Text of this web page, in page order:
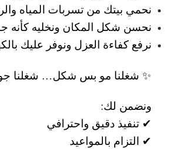
نحمي بيتك من تسربات المياه
نحسن شكل المكان ونخليه كأنه
نرفع كفاءة العزل ونوفر عليك
✨ شغلنا مو بس شكل… شغلنا
ونضمن لك:
✔ تنفيذ دقيق واحترافي
✔ التزام بالمواعيد